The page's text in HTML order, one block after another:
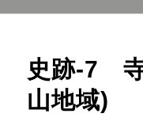
史跡-7
山地域)